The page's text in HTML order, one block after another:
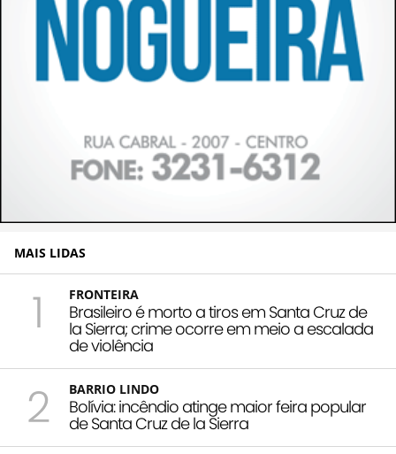
MAIS LIDAS
1 FRONTEIRA
Brasileiro é morto a tiros em Santa Cruz de
la Sierra; crime ocorre em meio a escalada
de violência
2 BARRIO LINDO
Bolívia: incêndio atinge maior feira popular
de Santa Cruz de la Sierra